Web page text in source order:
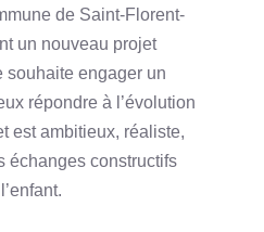
de Saint-Florent-
un nouveau projet
souhaite engager un
répondre à l’évolution
est ambitieux, réaliste,
échanges constructifs